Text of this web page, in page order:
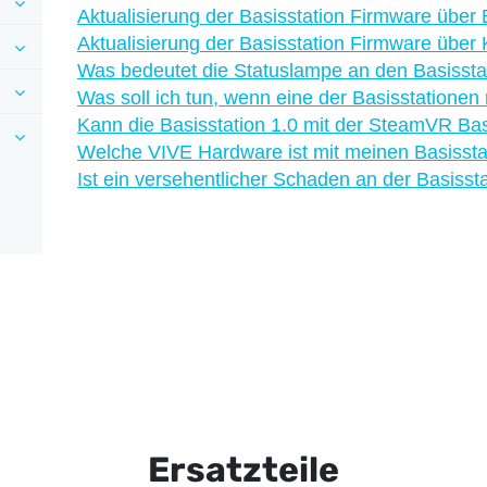
Aktualisierung der Basisstation Firmware über
Aktualisierung der Basisstation Firmware über
Was bedeutet die Statuslampe an den
Was soll ich tun, wenn eine der
Kann die Basisstation 1.0 mit der SteamVR
Welche VIVE Hardware ist mit meinen
Ist ein versehentlicher Schaden an der
Ersatzteile